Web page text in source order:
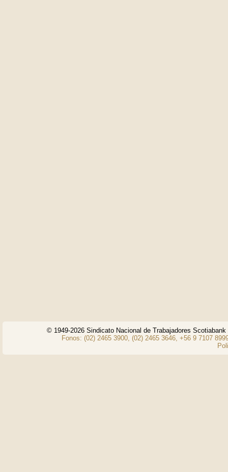
© 1949-2026 Sindicato Nacional de Trabajadores
Fonos: (02) 2465 3900, (02) 2465 3646, +56 9 7107